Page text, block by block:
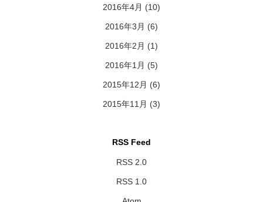
2016年4月 (10)
2016年3月 (6)
2016年2月 (1)
2016年1月 (5)
2015年12月 (6)
2015年11月 (3)
RSS Feed
RSS 2.0
RSS 1.0